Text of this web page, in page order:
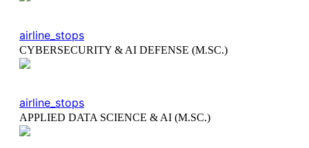
airline_stops
CYBERSECURITY & AI DEFENSE (M.SC.)
airline_stops
APPLIED DATA SCIENCE & AI (M.SC.)